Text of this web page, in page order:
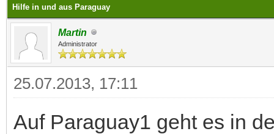
Hilfe in und aus Paraguay
Martin
Administrator
25.07.2013, 17:11
Auf Paraguay1 geht es in